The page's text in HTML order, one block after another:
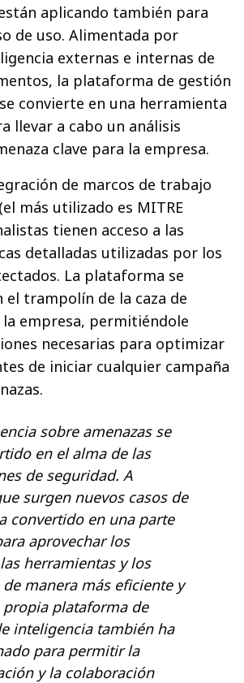
aplicando también para
de uso. Alimentada por
externas e internas de
la plataforma de gestión
convierte en una herramienta
llevar a cabo un análisis
clave para la empresa.
de marcos de trabajo
más utilizado es MITRE
tienen acceso a las
detalladas utilizadas por los
La plataforma se
el trampolín de la caza de
la empresa, permitiéndole
necesarias para optimizar
de iniciar cualquier campaña
sobre amenazas se
en el alma de las
de seguridad. A
surgen nuevos casos de
convertido en una parte
aprovechar los
herramientas y los
manera más eficiente y
propia plataforma de
inteligencia también ha
para permitir la
y la colaboración